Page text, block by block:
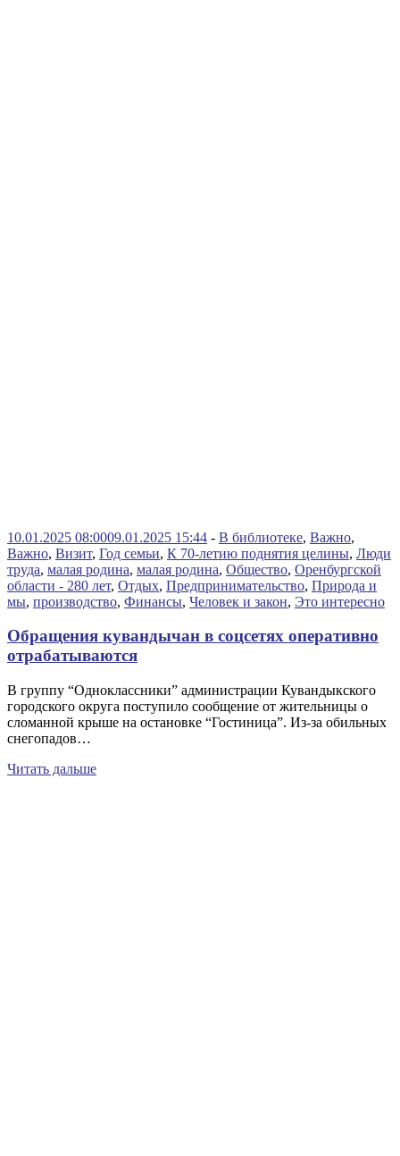
10.01.2025 08:0009.01.2025 15:44 - В библиотеке, Важно,
Важно, Визит, Год семьи, К 70-летию поднятия целины, Люди
труда, малая родина, малая родина, Общество, Оренбургской
области - 280 лет, Отдых, Предпринимательство, Природа и
мы, производство, Финансы, Человек и закон, Это интересно
Обращения кувандычан в соцсетях оперативно
отрабатываются
В группу “Одноклассники” администрации Кувандыкского
городского округа поступило сообщение от жительницы о
сломанной крыше на остановке “Гостиница”. Из-за обильных
снегопадов…
Читать дальше